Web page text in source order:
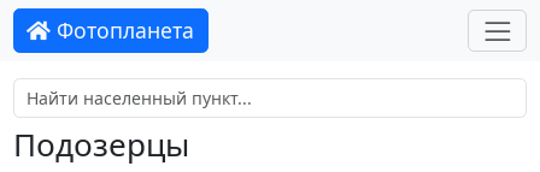
Фотопланета
Подозерцы